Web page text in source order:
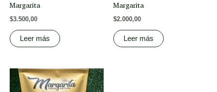
Margarita
$3.500,00
Leer más
Margarita
$2.000,00
Leer más